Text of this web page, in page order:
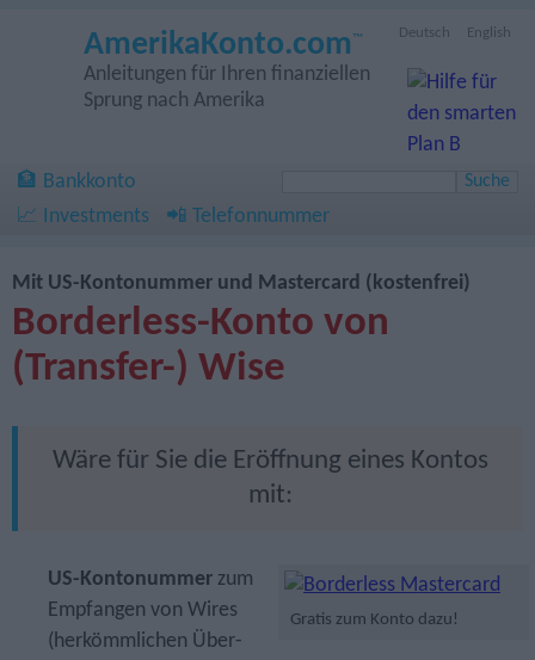
Deutsch English
AmerikaKonto.com ™
Anleitungen für Ihren finanziellen
Sprung nach Amerika
🏦 Bankkonto
📈 Investments
📲 Telefonnummer
Mit US-Kontonummer und Mastercard (kostenfrei)
Borderless-Konto von
(Transfer-) Wise
Wäre für Sie die Eröffnung eines Kontos
mit:
Gratis zum Konto dazu!
US-Konto­nummer zum
Empfangen von Wires
(her­kömm­lichen Über­